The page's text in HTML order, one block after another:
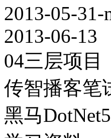
2013-05-31-
2013-06-13
04三层项目
传智播客笔
黑马